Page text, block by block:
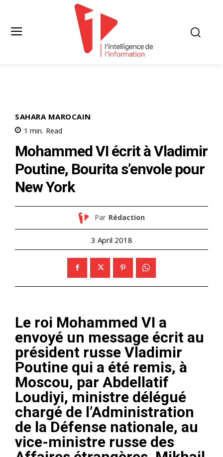
SAHARA MAROCAIN
1 min. Read
Mohammed VI écrit à Vladimir
Poutine, Bourita s’envole pour
New York
Par Rédaction
3 April 2018
Le roi Mohammed VI a
envoyé un message écrit au
président russe Vladimir
Poutine qui a été remis, à
Moscou, par Abdellatif
Loudiyi, ministre délégué
chargé de l’Administration
de la Défense nationale, au
vice-ministre russe des